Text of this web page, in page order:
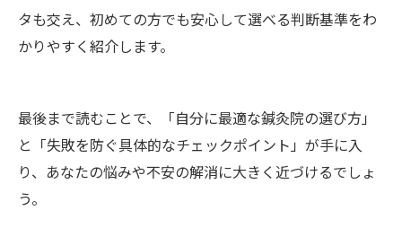
タも交え、初めての方でも安心して選べる判断基準をわ
かりやすく紹介します。
最後まで読むことで、「自分に最適な鍼灸院の選び方」
と「失敗を防ぐ具体的なチェックポイント」が手に入
り、あなたの悩みや不安の解消に大きく近づけるでしょ
う。